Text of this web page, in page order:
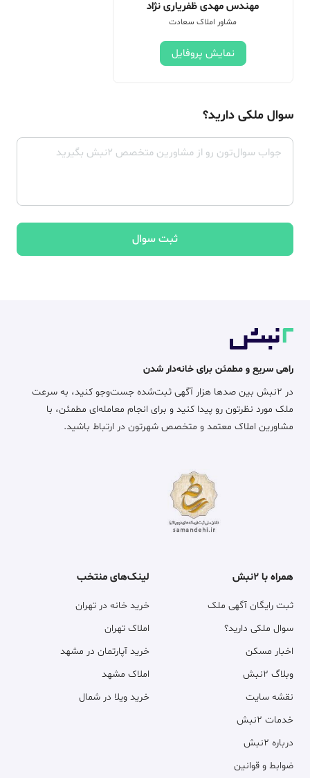
مهندس مهدی ظفریاری نژاد
مشاور املاک سعادت
نمایش پروفایل
سوال ملکی دارید؟
ثبت سوال
راهی سریع و مطمئن برای خانه‌دار شدن
در ۲نبش بین صدها هزار آگهی ثبت‌شده جست‌وجو کنید، به سرعت
ملک مورد نظرتون رو پیدا کنید و برای انجام معامله‌ای مطمئن، با
مشاورین املاک معتمد و متخصص شهرتون در ارتباط باشید.
همراه با ۲نبش
ثبت رایگان آگهی ملک
سوال ملکی دارید؟
اخبار مسکن
وبلاگ ۲نبش
نقشه سایت
خدمات ۲نبش
درباره ۲نبش
ضوابط و قوانین
لینک‌های منتخب
خرید خانه در تهران
املاک تهران
خرید آپارتمان در مشهد
املاک مشهد
خرید ویلا در شمال